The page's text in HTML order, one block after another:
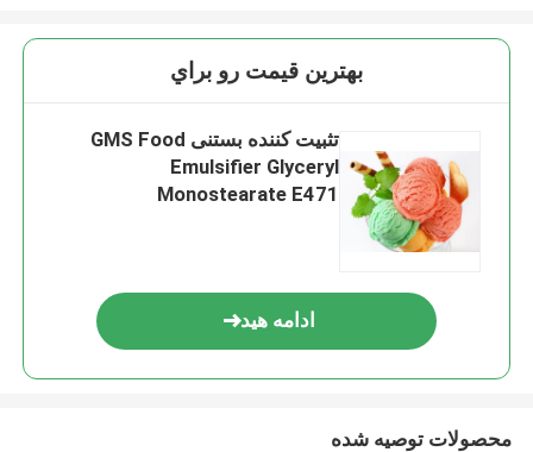
بهترين قيمت رو براي
تثبیت کننده بستنی GMS Food
Emulsifier Glyceryl
Monostearate E471
ادامه هید
محصولات توصیه شده